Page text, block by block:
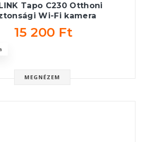
Tapo C230 Otthoni
Wi-Fi kamera
15 200 Ft
MEGNÉZEM